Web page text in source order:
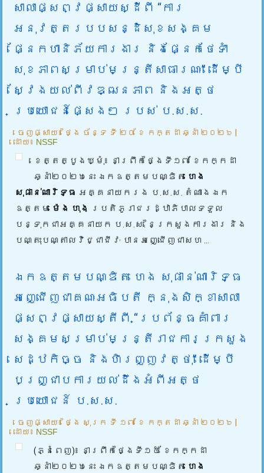
សាលាផ្សព្វផ្សាយស្ដីពី “ការ
អនុវត្តរបបសន្ដិសុខសង្គម
ផ្នែកហានិភ័យការងារ និងផ្នែកថែទាំ
សុខភាពសម្រាប់មន្រ្តីសាធារណៈ” ដើម្បី
ស្វែងយល់ពីវឌ្ឍនភាព និងអត្ថ
ប្រយោជន៍ផ្សេងៗ របស់ ប.ស.ស.
ចេញផ្សាយ៖ ថ្ងៃ ច័ន្ទ ទី ២០ ខែ កក្តដា ឆ្នាំ ២០២៦
ដោយ៖ NSSF
ខេត្តត្បូងឃ្មុំ៖ នាព្រឹកថ្ងៃទី១៧ ខែកក្កដា
ឆ្នាំ២០២៦នេះ ឯកឧត្តមបណ្ឌិត ហេង
សុផាន់ណារិទ្ធ អគ្គនាយករង ប.ស.ស. តំណាងឯក
ឧត្តម ម៉េង ហុង ប្រតិភូរាជរដ្ឋាភិបាលទទួល
បន្ទុកជាអគ្គនាយក ប.ស.ស. នៃក្រសួងការងារ និង
បណ្តុះបណ្តាលវិជ្ជាជីវៈ បានអញ្ជើញជាសហ...
ឯកឧត្តមបណ្ឌិត ហេង សុផាន់ណារិទ្ធ
អញ្ជើញជាគណៈអធិបតី ក្នុងសិក្ខាសាលា
ផ្សព្វផ្សាយស្តីពី “ប្រព័ន្ធគាំពារ
សង្គមសម្រាប់មន្ត្រីរាជការក្រសួង
សេដ្ឋកិច្ច និងហិរញ្ញវត្ថុ” ដើម្បី
បញ្ជ្រាបការយល់ដឹងអំពីអត្ថ
ប្រយោជន៍ ប.ស.ស.
ចេញផ្សាយ៖ ថ្ងៃ សុក្រ ទី ១៧ ខែ កក្តដា ឆ្នាំ ២០២៦
ដោយ៖ NSSF
(ភ្នំពេញ)៖ នាព្រឹកថ្ងៃទី១៥ ខែកក្កដា
ឆ្នាំ២០២៦នេះ ឯកឧត្តមបណ្ឌិត ហេង